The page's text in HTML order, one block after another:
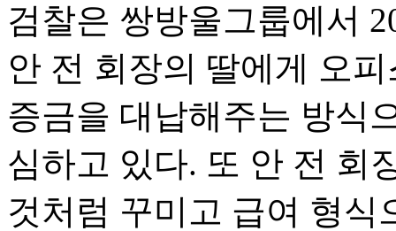
검찰은 쌍방울그룹에서
안 전 회장의 딸에게 오
증금을 대납해주는 방식
심하고 있다. 또 안 전 회
것처럼 꾸미고 급여 형식